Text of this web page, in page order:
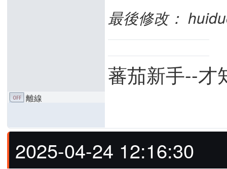
最後修改：
蕃茄新手--才
離線
2025-04-24 12:16:30